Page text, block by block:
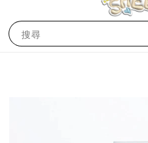
搜尋